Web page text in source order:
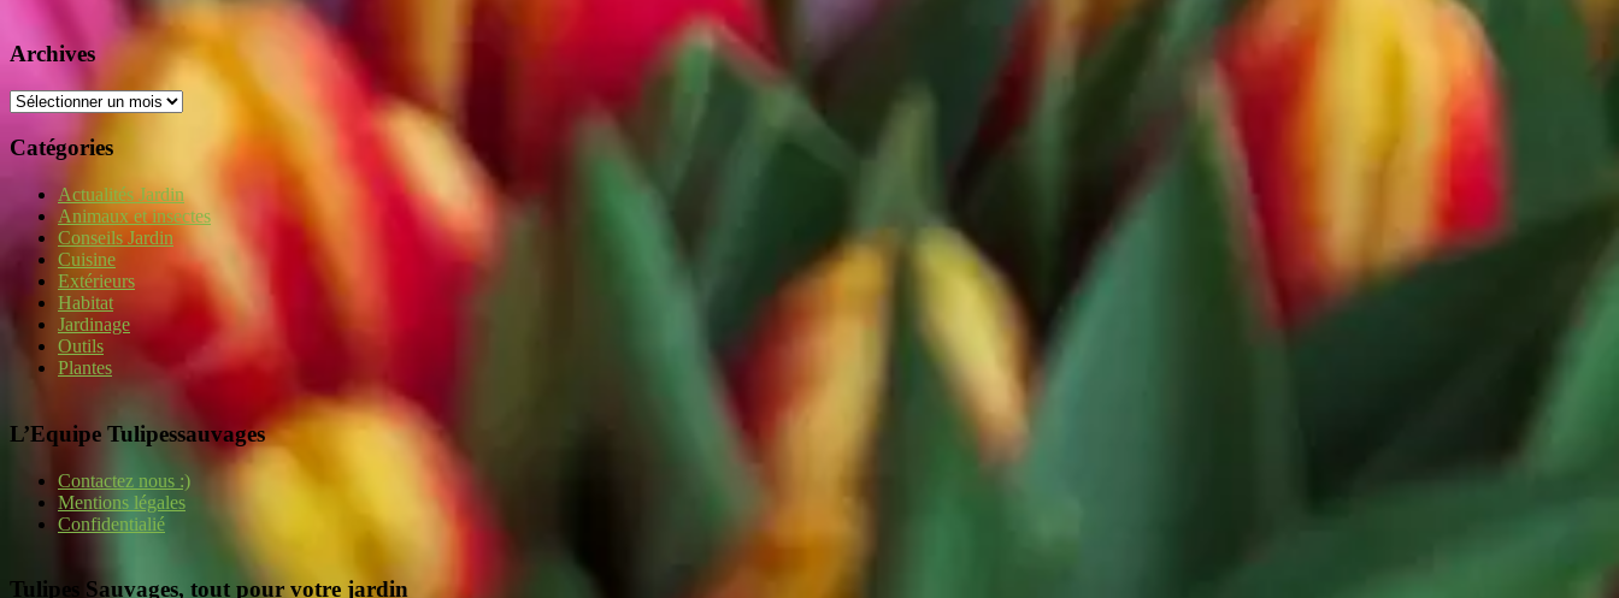
Archives
Archives
Catégories
Actualités Jardin
Animaux et insectes
Conseils Jardin
Cuisine
Extérieurs
Habitat
Jardinage
Outils
Plantes
L’Equipe Tulipessauvages
Contactez nous :)
Mentions légales
Confidentialié
Tulipes Sauvages, tout pour votre jardin